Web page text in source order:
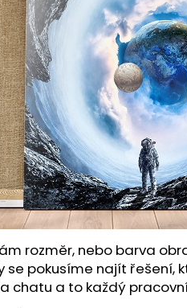
rozměr, nebo barva
se pokusíme najít
chatu a to každý